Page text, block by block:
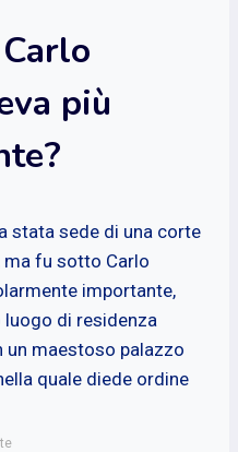
più
stata sede di una corte
ma fu sotto Carlo
importante,
di residenza
maestoso palazzo
quale diede ordine